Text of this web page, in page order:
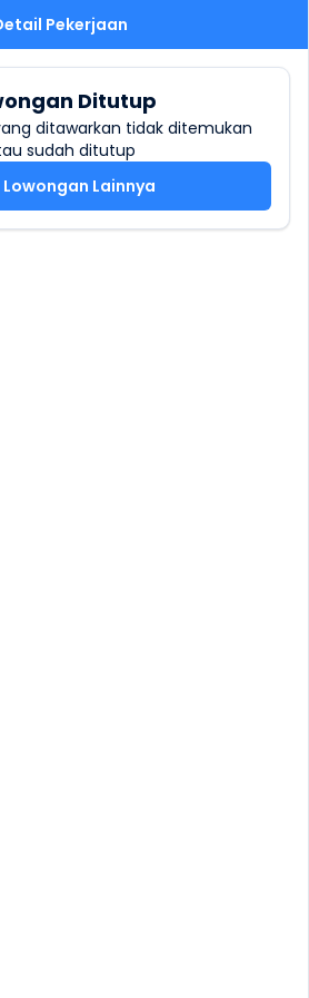
Pekerjaan
Ditutup
ditawarkan tidak ditemukan
sudah ditutup
Lowongan Lainnya